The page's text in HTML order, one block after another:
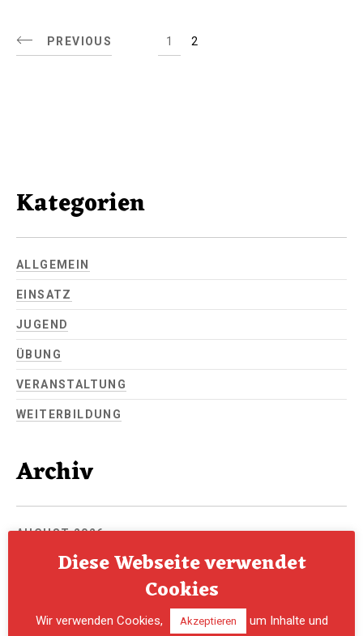
PREVIOUS 1 2
Kategorien
ALLGEMEIN
EINSATZ
JUGEND
ÜBUNG
VERANSTALTUNG
WEITERBILDUNG
Archiv
AUGUST 2026
JULI 2026
MAI 2026
Diese Webseite verwendet
Cookies
Wir verwenden Cookies, Akzeptieren
um Inhalte und